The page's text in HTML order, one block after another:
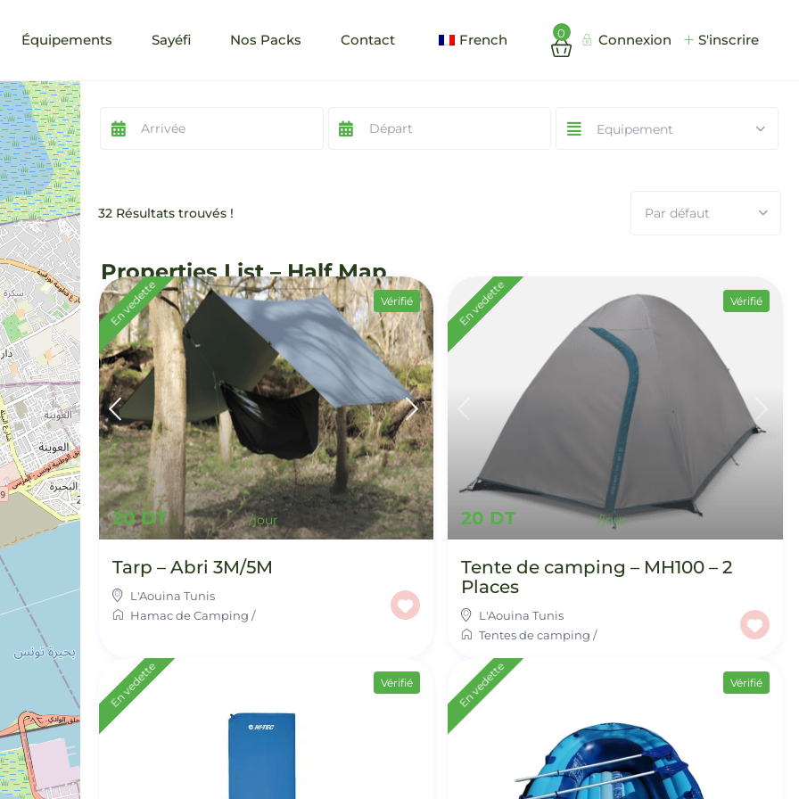
Équipements Sayéfi Nos Packs Contact French 0 Connexion S'inscrire
Equipement
32 Résultats trouvés ! Par défaut
Properties List – Half Map
20 DT
En vedette Vérifié
Tarp – Abri 3M/5M
L'Aouina Tunis
Hamac de Camping /
20 DT
En vedette Vérifié
Tente de camping – MH100 – 2
Places
L'Aouina Tunis
Tentes de camping /
En vedette Vérifié En vedette Vérifié